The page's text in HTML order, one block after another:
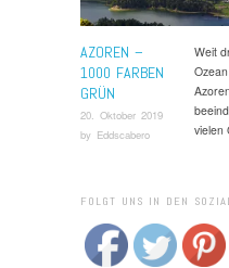
AZOREN –
1000 FARBEN
GRÜN
20. Oktober 2019
by Eddscabero
Weit
vielen
FOLGT UNS IN DEN